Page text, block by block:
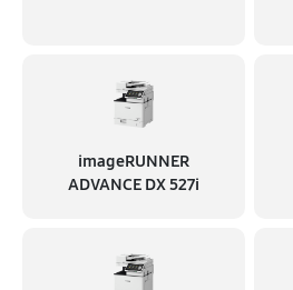
imageRUNNER
ADVANCE DX 527i